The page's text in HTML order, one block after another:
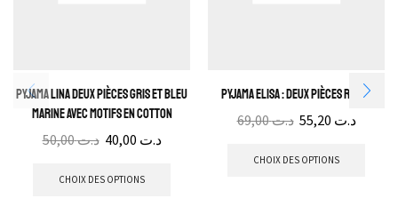
Pyjama Lina Deux pièces gris et bleu
marine avec motifs en cotton
د.ت50,00 د.ت
CHOIX DES OPTIONS
Pyjama Elisa : Deux pièces roses
د.ت69,00 د.ت
CHOIX DES OPTIONS